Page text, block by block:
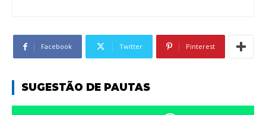
Facebook Twitter Pinterest
SUGESTÃO DE PAUTAS